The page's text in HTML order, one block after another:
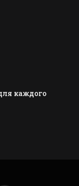
каждого